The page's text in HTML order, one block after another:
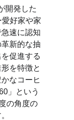
開発した
好家や家
速に認知
新的な抽
促進する
を特徴と
なコーヒ
」と​​いう
の角度の